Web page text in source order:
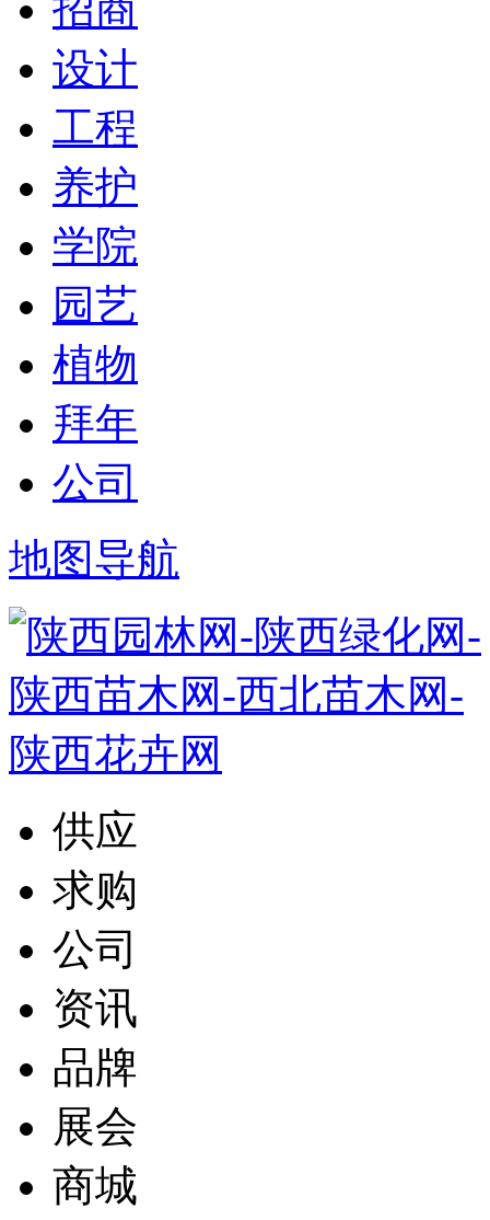
设计
工程
养护
学院
园艺
植物
拜年
公司
地图导航
供应
求购
公司
资讯
品牌
展会
商城